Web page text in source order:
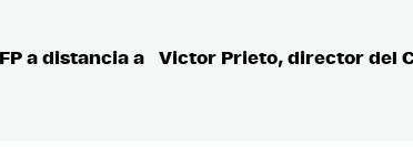
a distancia a
Victor Prieto, director del